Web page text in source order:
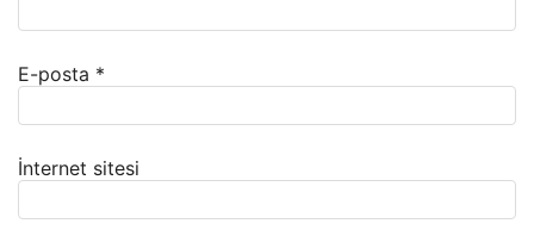
E-posta *
İnternet sitesi